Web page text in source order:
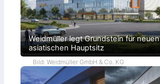
Weidmüller legt Grundstein für neuen
asiatischen Hauptsitz
Bild: Weidmüller GmbH & Co. KG